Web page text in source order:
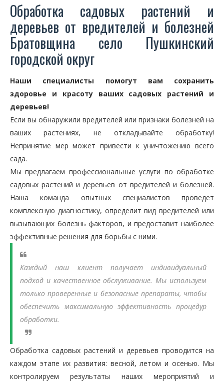
Обработка садовых растений и
деревьев от вредителей и болезней
Братовщина село Пушкинский
городской округ
Наши специалисты помогут вам сохранить
здоровье и красоту ваших садовых растений и
деревьев!
Если вы обнаружили вредителей или признаки болезней на
ваших растениях, не откладывайте обработку!
Непринятие мер может привести к уничтожению всего
сада.
Мы предлагаем профессиональные услуги по обработке
садовых растений и деревьев от вредителей и болезней.
Наша команда опытных специалистов проведет
комплексную диагностику, определит вид вредителей или
вызывающих болезнь факторов, и предоставит наиболее
эффективные решения для борьбы с ними.
Каждый наш клиент получает индивидуальный
подход и качественное обслуживание. Мы используем
только проверенные и безопасные препараты, чтобы
обеспечить максимальную эффективность процедур
обработки.
Обработка садовых растений и деревьев проводится на
каждом этапе их развития: весной, летом и осенью. Мы
контролируем результаты наших мероприятий и